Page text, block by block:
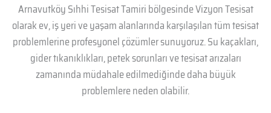
Arnavutköy Sıhhi Tesisat Tamiri bölgesinde Vizyon Tesisat
olarak ev, iş yeri ve yaşam alanlarında karşılaşılan tüm tesisat
problemlerine profesyonel çözümler sunuyoruz. Su kaçakları,
gider tıkanıklıkları, petek sorunları ve tesisat arızaları
zamanında müdahale edilmediğinde daha büyük
problemlere neden olabilir.